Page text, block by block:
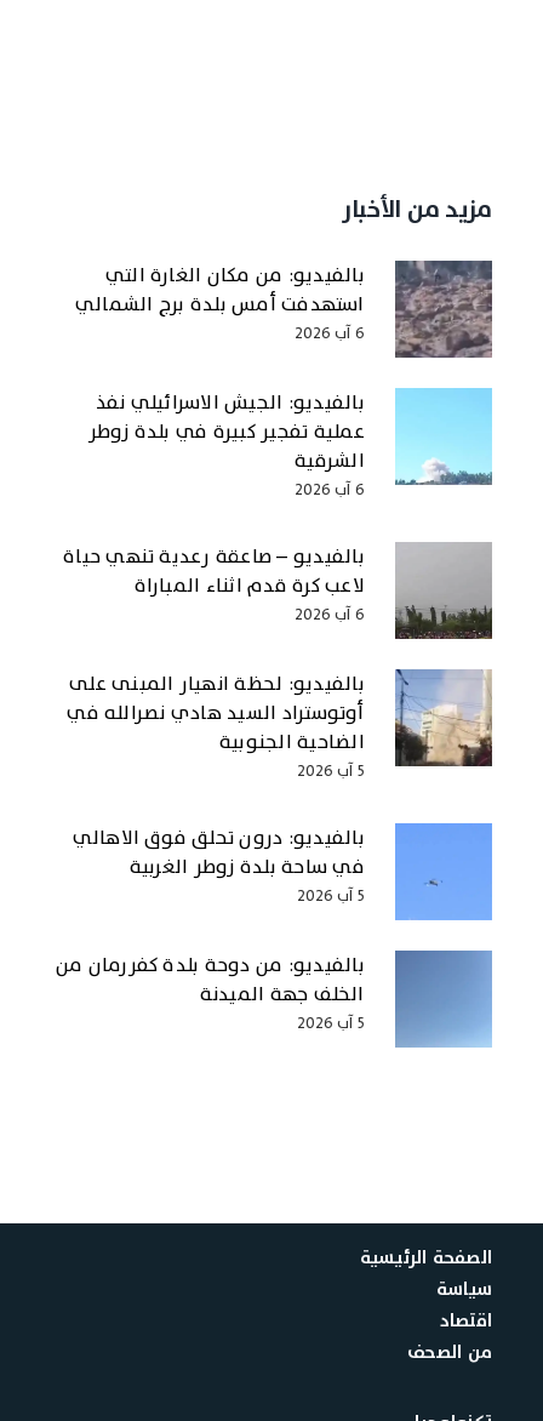
مزيد من الأخبار
بالفيديو: من مكان الغارة التي
استهدفت أمس بلدة برج الشمالي
6 آب 2026
بالفيديو: الجيش الاسرائيلي نفذ
عملية تفجير كبيرة في بلدة زوطر
الشرقية
6 آب 2026
بالفيديو – صاعقة رعدية تنهي حياة
لاعب كرة قدم اثناء المباراة
6 آب 2026
بالفيديو: لحظة انهيار المبنى على
أوتوستراد السيد هادي نصرالله في
الضاحية الجنوبية
5 آب 2026
بالفيديو: درون تحلق فوق الاهالي
في ساحة بلدة زوطر الغربية
5 آب 2026
بالفيديو: من دوحة بلدة كفررمان من
الخلف جهة الميدنة
5 آب 2026
الصفحة الرئيسية
سياسة
اقتصاد
من الصحف